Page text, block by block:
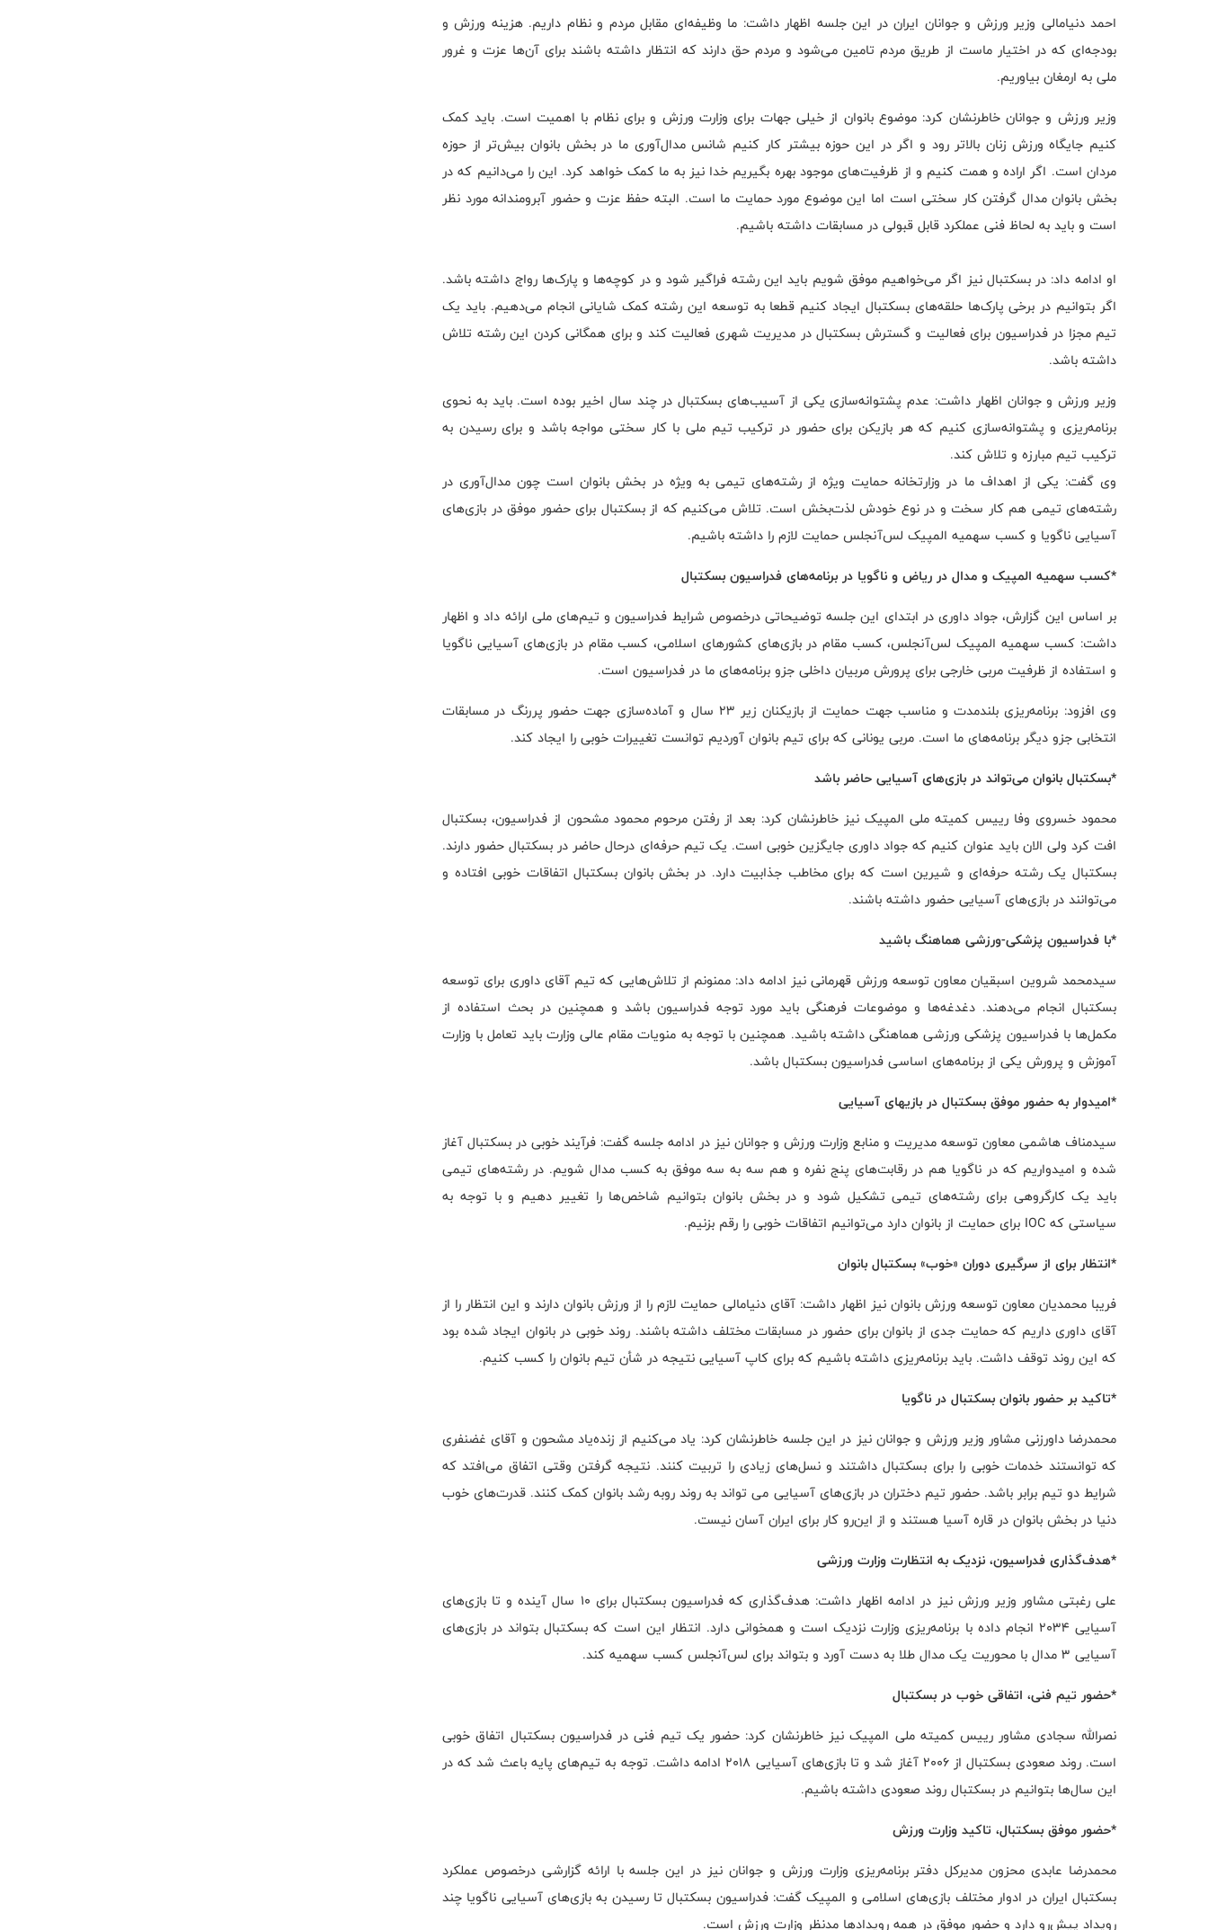
احمد دنیامالی وزیر ورزش و جوانان ایران در این جلسه اظهار داشت: ما وظیفه‌ای مقابل مردم و نظام داریم. هزینه ورزش و
بودجه‌ای که در اختیار ماست از طریق مردم تامین می‌شود و مردم حق دارند که انتظار داشته باشند برای آن‌ها عزت و غرور
ملی به ارمغان بیاوریم.
وزیر ورزش و جوانان خاطرنشان کرد: موضوع بانوان از خیلی جهات برای وزارت ورزش و برای نظام با اهمیت است. باید کمک
کنیم جایگاه ورزش زنان بالاتر رود و اگر در این حوزه بیشتر کار کنیم شانس مدال‌آوری ما در بخش بانوان بیش‌تر از حوزه
مردان است. اگر اراده و همت کنیم و از ظرفیت‌های موجود بهره بگیریم خدا نیز به ما کمک خواهد کرد. این را می‌دانیم که در
بخش بانوان مدال گرفتن کار سختی است اما این موضوع مورد حمایت ما است. البته حفظ عزت و حضور آبرومندانه مورد نظر
است و باید به لحاظ فنی عملکرد قابل قبولی در مسابقات داشته باشیم.
او ادامه داد: در بسکتبال نیز اگر می‌خواهیم موفق شویم باید این رشته فراگیر شود و در کوچه‌ها و پارک‌ها رواج داشته باشد‌.
اگر بتوانیم در برخی پارک‌ها حلقه‌های بسکتبال ایجاد کنیم قطعا به توسعه این رشته کمک شایانی انجام می‌دهیم. باید یک
تیم مجزا در فدراسیون برای فعالیت و گسترش بسکتبال در مدیریت شهری فعالیت کند و برای همگانی کردن این رشته تلاش
داشته باشد.
وزیر ورزش و جوانان اظهار داشت: عدم پشتوانه‌سازی یکی از آسیب‌های بسکتبال در چند سال اخیر بوده است. باید به نحوی
برنامه‌ریزی و پشتوانه‌سازی کنیم که هر بازیکن برای حضور در ترکیب تیم ملی با کار سختی مواجه باشد و برای رسیدن به
ترکیب تیم مبارزه و تلاش کند‌.
وی گفت: یکی از اهداف ما در وزارتخانه حمایت ویژه از رشته‌های تیمی به ویژه در بخش بانوان است چون مدال‌آوری در
رشته‌های تیمی هم کار سخت و در نوع خودش لذت‌بخش است. تلاش می‌کنیم که از بسکتبال برای حضور موفق در بازی‌های
آسیایی ناگویا و کسب سهمیه المپیک لس‌آنجلس حمایت لازم را داشته باشیم.
*کسب سهمیه المپیک و مدال در ریاض و ناگویا در برنامه‌های فدراسیون بسکتبال
بر اساس این گزارش، جواد داوری در ابتدای این جلسه توضیحاتی درخصوص شرایط فدراسیون و تیم‌های ملی ارائه داد و اظهار
داشت: کسب سهمیه المپیک لس‌آنجلس، کسب مقام در بازی‌های کشورهای اسلامی، کسب مقام در بازی‌های آسیایی ناگویا
و استفاده از ظرفیت مربی خارجی برای پرورش مربیان داخلی جزو برنامه‌های ما در فدراسیون است.
وی افزود: برنامه‌ریزی بلندمدت و مناسب جهت حمایت از بازیکنان زیر ۲۳ سال و آماده‌سازی جهت حضور پررنگ در مسابقات
انتخابی جزو دیگر برنامه‌های ما است. مربی یونانی که برای تیم بانوان آوردیم توانست تغییرات خوبی را ایجاد کند.
*بسکتبال بانوان می‌تواند در بازی‌های آسیایی حاضر باشد
محمود خسروی وفا رییس کمیته ملی المپیک نیز خاطرنشان کرد: بعد از رفتن مرحوم محمود مشحون از فدراسیون، بسکتبال
افت کرد ولی الان باید عنوان کنیم که جواد داوری جایگزین خوبی است. یک تیم حرفه‌ای درحال حاضر در بسکتبال حضور دارند.
بسکتبال یک رشته حرفه‌ای و شیرین است که برای مخاطب جذابیت دارد. در بخش بانوان بسکتبال اتفاقات خوبی افتاده و
می‌توانند در بازی‌های آسیایی حضور داشته باشند.
*با فدراسیون پزشکی-ورزشی هماهنگ باشید
سیدمحمد شروین اسبقیان معاون توسعه ورزش قهرمانی نیز ادامه داد: ممنونم از تلاش‌هایی که تیم آقای داوری برای توسعه
بسکتبال انجام می‌دهند. دغدغه‌ها و موضوعات فرهنگی باید مورد توجه فدراسیون باشد و همچنین در بحث استفاده از
مکمل‌ها با فدراسیون پزشکی ورزشی هماهنگی داشته باشید. همچنین با توجه به منویات مقام عالی وزارت باید تعامل با وزارت
آموزش و پرورش یکی از برنامه‌های اساسی فدراسیون بسکتبال باشد‌.
*امیدوار به حضور موفق بسکتبال در بازیهای آسیایی
سیدمناف هاشمی معاون توسعه مدیریت و منابع وزارت ورزش و جوانان نیز در ادامه جلسه گفت: فرآیند خوبی در بسکتبال آغاز
شده و امیدواریم که در ناگویا هم در رقابت‌های پنج نفره و هم سه به سه موفق به کسب مدال شویم. در رشته‌های تیمی
باید یک کارگروهی برای رشته‌های تیمی تشکیل شود و در بخش بانوان بتوانیم شاخص‌ها را تغییر دهیم و با توجه به
سیاستی که IOC برای حمایت از بانوان دارد می‌توانیم اتفاقات خوبی را رقم بزنیم.
*انتظار برای از سرگیری دوران «خوب» بسکتبال بانوان
فریبا محمدیان معاون توسعه ورزش بانوان نیز اظهار داشت: آقای دنیامالی حمایت لازم را از ورزش بانوان دارند و این انتظار را از
آقای داوری داریم که حمایت جدی از بانوان برای حضور در مسابقات مختلف داشته باشند. روند خوبی در بانوان ایجاد شده بود
که این روند توقف داشت. باید برنامه‌ریزی داشته باشیم که برای کاپ آسیایی نتیجه در شأن تیم بانوان را کسب کنیم.
*تاکید بر حضور بانوان بسکتبال در ناگویا
محمدرضا داورزنی مشاور وزیر ورزش و جوانان نیز در این جلسه خاطرنشان کرد: یاد می‌کنیم از زنده‌یاد مشحون و آقای غضنفری
که توانستند خدمات خوبی را برای بسکتبال داشتند و نسل‌های زیادی را تربیت کنند. نتیجه گرفتن وقتی اتفاق می‌افتد که
شرایط دو تیم برابر باشد. حضور تیم دختران در بازی‌های آسیایی می تواند به روند روبه رشد بانوان کمک کنند. قدرت‌های خوب
دنیا در بخش بانوان در قاره آسیا هستند و از این‌رو کار برای ایران آسان نیست.
*هدف‌گذاری فدراسیون، نزدیک به انتظارت وزارت ورزشی
علی رغبتی مشاور وزیر ورزش نیز در ادامه اظهار داشت: هدف‌گذاری که فدراسیون بسکتبال برای ۱۰ سال آینده و تا بازی‌های
آسیایی ۲۰۳۴ انجام داده با برنامه‌ریزی وزارت نزدیک است و همخوانی دارد. انتظار این است که بسکتبال بتواند در بازی‌های
آسیایی ۳ مدال با محوریت یک مدال طلا به دست آورد و بتواند برای لس‌آنجلس کسب سهمیه کند.
*حضور تیم فنی، اتفاقی خوب در بسکتبال
نصرالله سجادی مشاور رییس کمیته ملی المپیک نیز خاطرنشان کرد: حضور یک تیم فنی در فدراسیون بسکتبال اتفاق خوبی
است. روند صعودی بسکتبال از ۲۰۰۶ آغاز شد و تا بازی‌های آسیایی ۲۰۱۸ ادامه داشت. توجه به تیم‌های پایه باعث شد که در
این سال‌ها بتوانیم در بسکتبال روند صعودی داشته باشیم.
*حضور موفق بسکتبال، تاکید وزارت ورزش
محمدرضا عابدی محزون مدیرکل دفتر برنامه‌ریزی وزارت ورزش و جوانان نیز در این جلسه با ارائه گزارشی درخصوص عملکرد
بسکتبال ایران در ادوار مختلف بازی‌های اسلامی و المپیک گفت: فدراسیون بسکتبال تا رسیدن به بازی‌های آسیایی ناگویا چند
رویداد پیش‌رو دارد و حضور موفق در همه رویدادها مدنظر وزارت ورزش است.